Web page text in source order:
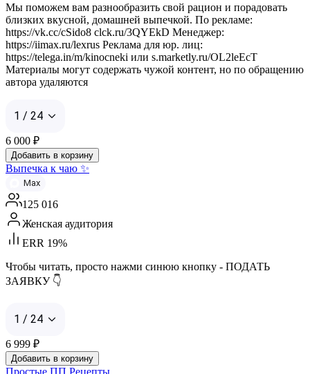
Мы поможем вам разнообразить свой рацион и порадовать
близких вкусной, домашней выпечкой. По рекламе:
https://vk.cc/cSido8 clck.ru/3QYEkD Менеджер:
https://iimax.ru/lexrus Реклама для юр. лиц:
https://telega.in/m/kinocneki или s.marketly.ru/OL2leEcT
Материалы могут содержать чужой контент, но по обращению
автора удаляются
1 / 24
6 000 ₽
Добавить в корзину
Выпечка к чаю ✨
Max
125 016
Женская аудитория
ERR 19%
Чтобы читать, просто нажми синюю кнопку - ПОДАТЬ
ЗАЯВКУ 👇
1 / 24
6 999 ₽
Добавить в корзину
Простые ПП Рецепты